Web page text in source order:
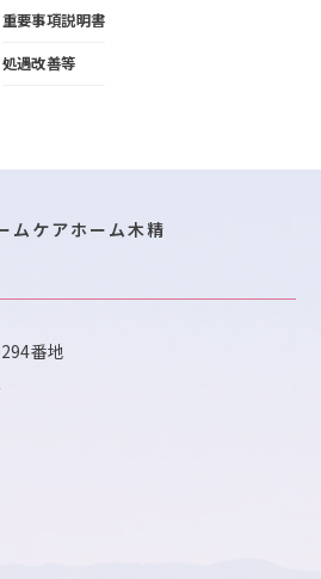
重要事項説明書
処遇改善等
ムケアホーム木精
番地